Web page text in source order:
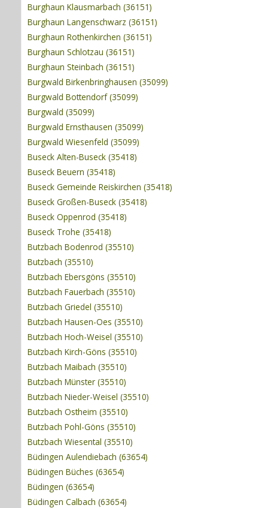
Burghaun Klausmarbach (36151)
Burghaun Langenschwarz (36151)
Burghaun Rothenkirchen (36151)
Burghaun Schlotzau (36151)
Burghaun Steinbach (36151)
Burgwald Birkenbringhausen (35099)
Burgwald Bottendorf (35099)
Burgwald (35099)
Burgwald Ernsthausen (35099)
Burgwald Wiesenfeld (35099)
Buseck Alten-Buseck (35418)
Buseck Beuern (35418)
Buseck Gemeinde Reiskirchen (35418)
Buseck Großen-Buseck (35418)
Buseck Oppenrod (35418)
Buseck Trohe (35418)
Butzbach Bodenrod (35510)
Butzbach (35510)
Butzbach Ebersgöns (35510)
Butzbach Fauerbach (35510)
Butzbach Griedel (35510)
Butzbach Hausen-Oes (35510)
Butzbach Hoch-Weisel (35510)
Butzbach Kirch-Göns (35510)
Butzbach Maibach (35510)
Butzbach Münster (35510)
Butzbach Nieder-Weisel (35510)
Butzbach Ostheim (35510)
Butzbach Pohl-Göns (35510)
Butzbach Wiesental (35510)
Büdingen Aulendiebach (63654)
Büdingen Büches (63654)
Büdingen (63654)
Büdingen Calbach (63654)